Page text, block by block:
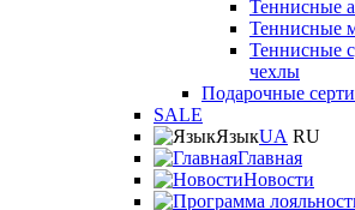
Теннисные
Теннисные
Теннисные
чехлы
Подарочные
SALE
ЯзыкUA RU
Главная
Новости